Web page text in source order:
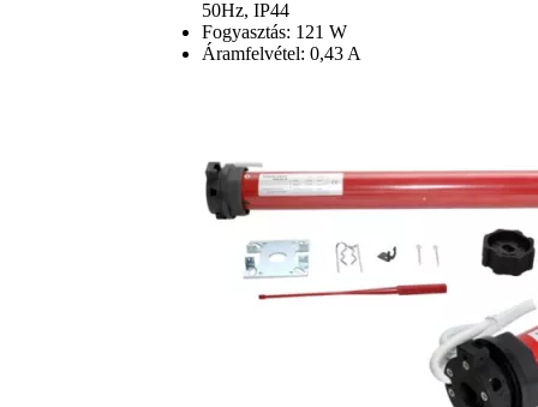
50Hz, IP44
Fogyasztás: 121 W
Áramfelvétel: 0,43 A